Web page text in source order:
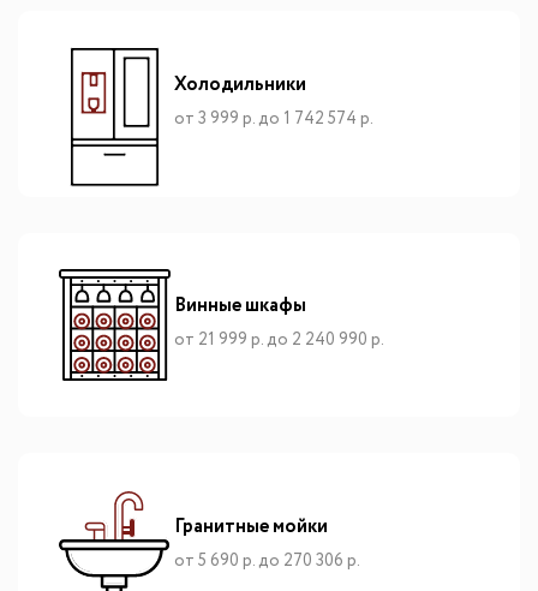
Холодильники
от 3 999 р. до 1 742 574 р.
Винные шкафы
от 21 999 р. до 2 240 990 р.
Гранитные мойки
от 5 690 р. до 270 306 р.